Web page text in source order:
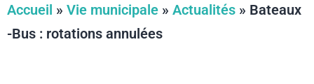
Accueil » Vie municipale » Actualités » Bateaux
-Bus : rotations annulées